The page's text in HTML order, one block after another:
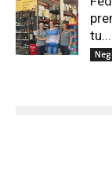
tu...